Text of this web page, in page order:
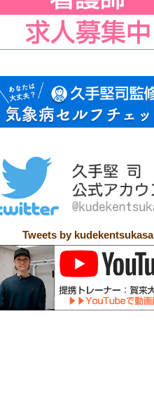
Tweets by kudekentsukasa